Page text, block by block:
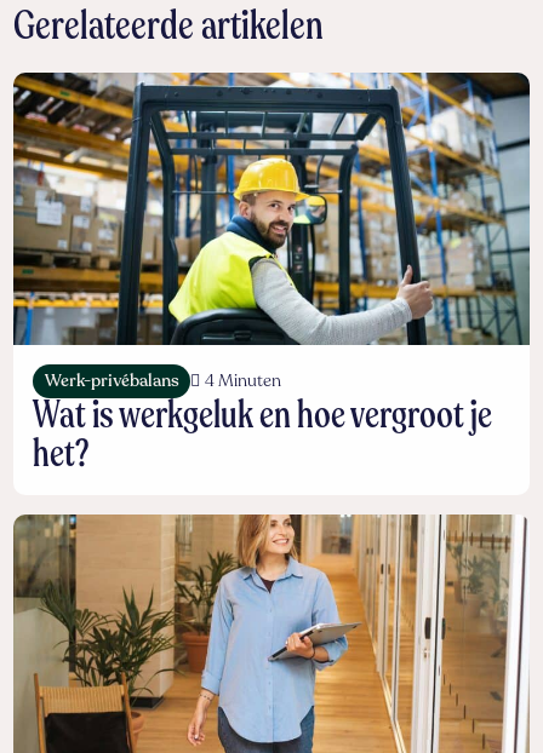
Gerelateerde artikelen
Werk-privébalans 4 Minuten
Wat is werkgeluk en hoe vergroot je
het?